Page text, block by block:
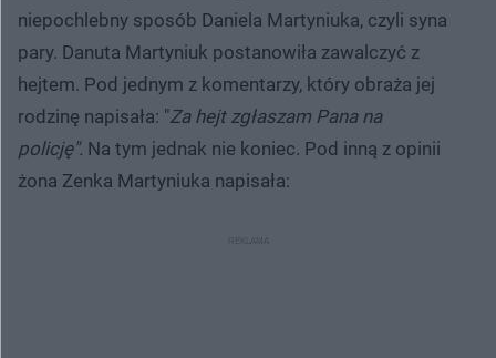
niepochlebny sposób Daniela Martyniuka, czyli syna
pary. Danuta Martyniuk postanowiła zawalczyć z
hejtem. Pod jednym z komentarzy, który obraża jej
rodzinę napisała: "Za hejt zgłaszam Pana na
policję". Na tym jednak nie koniec. Pod inną z opinii
żona Zenka Martyniuka napisała: